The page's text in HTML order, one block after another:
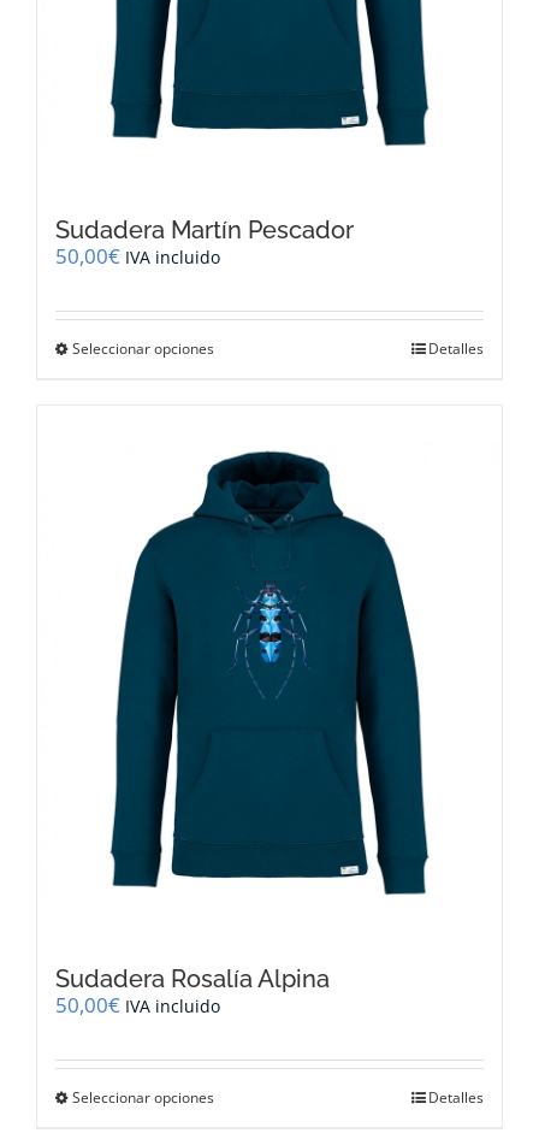
Sudadera Martín Pescador
50,00€ IVA incluido
Seleccionar opciones
variantes.
Las
opciones
se
elegir
en
página
de
producto
Detalles
Sudadera Rosalía Alpina
50,00€ IVA incluido
Seleccionar opciones Detalles